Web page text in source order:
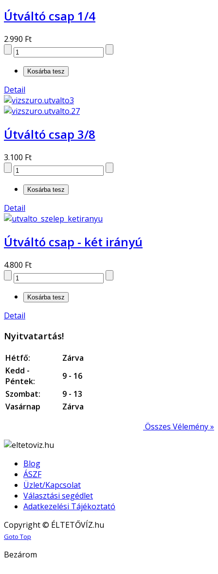
Útváltó csap 1/4
2.990 Ft
Detail
Útváltó csap 3/8
3.100 Ft
Detail
Útváltó csap - két irányú
4.800 Ft
Detail
Nyitvatartás!
Hétfő:
Zárva
Kedd -
Péntek:
9 - 16
Szombat:
9 - 13
Vasárnap
Zárva
Összes Vélemény »
Blog
ÁSZF
Üzlet/Kapcsolat
Választási segédlet
Adatkezelési Tájékoztató
Copyright © ÉLTETŐVÍZ.hu
Joomla! 3 Templates
Goto Top
Bezárom